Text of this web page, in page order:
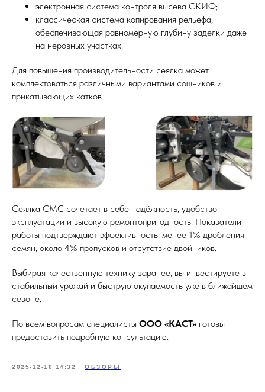
электронная система контроля высева СКИФ;
классическая система копирования рельефа,
обеспечивающая равномерную глубину заделки даже
на неровных участках.
Для повышения производительности сеялка может
комплектоваться различными вариантами сошников и
прикатывающих катков.
Сеялка СМС сочетает в себе надёжность, удобство
эксплуатации и высокую ремонтопригодность. Показатели
работы подтверждают эффективность: менее 1% дробления
семян, около 4% пропусков и отсутствие двойников.
Выбирая качественную технику заранее, вы инвестируете в
стабильный урожай и быструю окупаемость уже в ближайшем
сезоне.
По всем вопросам специалисты ООО «КАСТ» готовы
предоставить подробную консультацию.
2025-12-10 14:32 ОБЗОРЫ